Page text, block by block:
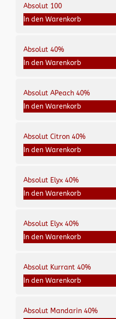
Absolut 100
In den Warenkorb
Absolut 40%
In den Warenkorb
Absolut APeach 40%
In den Warenkorb
Absolut Citron 40%
In den Warenkorb
Absolut Elyx 40%
In den Warenkorb
Absolut Elyx 40%
In den Warenkorb
Absolut Kurrant 40%
In den Warenkorb
Absolut Mandarin 40%